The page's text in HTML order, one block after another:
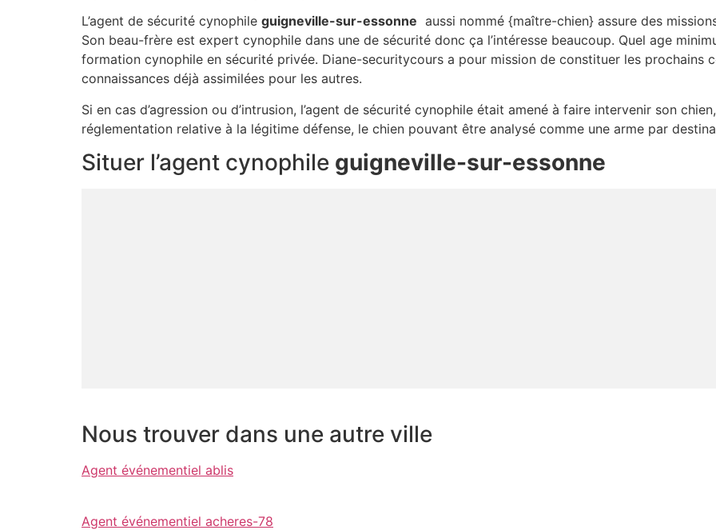
L’agent de sécurité cynophile guigneville-sur-essonne aussi nommé {maître-chien} assure des
Son beau-frère est expert cynophile dans une de sécurité donc ça l’intéresse beaucoup. Quel age
formation cynophile en sécurité privée. Diane-securitycours a pour mission de constituer les prochains
connaissances déjà assimilées pour les autres.
Si en cas d’agression ou d’intrusion, l’agent de sécurité cynophile était amené à faire intervenir son
réglementation relative à la légitime défense, le chien pouvant être analysé comme une arme par
Situer l’agent cynophile guigneville-sur-essonne
Nous trouver dans une autre ville
Agent événementiel ablis
Agent événementiel acheres-78